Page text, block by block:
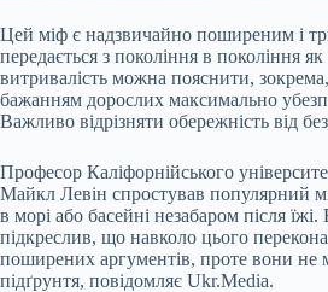
Цей міф є надзвичайно поширеним і
передається з покоління в покоління
витривалість можна пояснити,
бажанням дорослих максимально
Важливо відрізняти обережність від
Професор Каліфорнійського
Майкл Левін спростував популярний
в морі або басейні незабаром після їжі.
підкреслив, що навколо цього
поширених аргументів, проте вони не
підґрунтя, повідомляє Ukr.Media.